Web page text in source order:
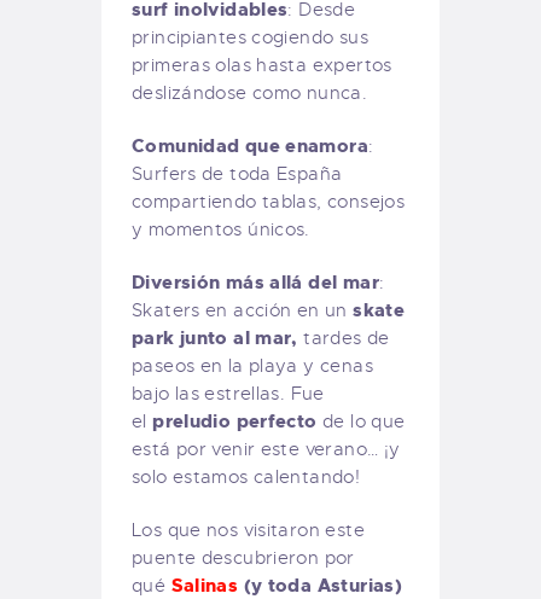
surf inolvidables: Desde
principiantes cogiendo sus
primeras olas hasta expertos
deslizándose como nunca.
Comunidad que enamora:
Surfers de toda España
compartiendo tablas, consejos
y momentos únicos.
Diversión más allá del mar:
Skaters en acción en unskate
park junto al mar,tardes de
paseos en la playa y cenas
bajo las estrellas. Fue
el preludio perfecto de lo que
está por venir este verano… ¡y
solo estamos calentando!
Los que nos visitaron este
puente descubrieron por
qué Salinas (y toda Asturias)